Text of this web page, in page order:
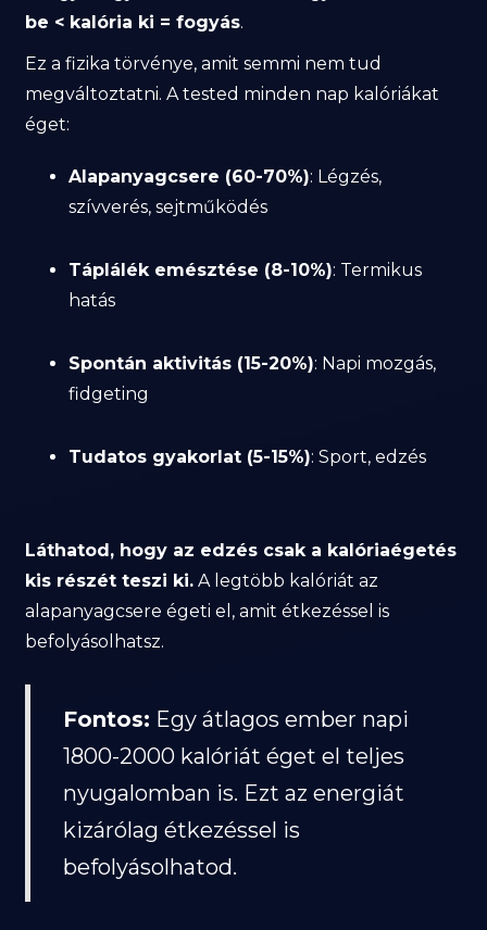
be < kalória ki = fogyás.
Ez a fizika törvénye, amit semmi nem tud
megváltoztatni. A tested minden nap kalóriákat
éget:
Alapanyagcsere (60-70%): Légzés,
szívverés, sejtműködés
Táplálék emésztése (8-10%): Termikus
hatás
Spontán aktivitás (15-20%): Napi mozgás,
fidgeting
Tudatos gyakorlat (5-15%): Sport, edzés
Láthatod, hogy az edzés csak a kalóriaégetés
kis részét teszi ki. A legtöbb kalóriát az
alapanyagcsere égeti el, amit étkezéssel is
befolyásolhatsz.
Fontos: Egy átlagos ember napi
1800-2000 kalóriát éget el teljes
nyugalomban is. Ezt az energiát
kizárólag étkezéssel is
befolyásolhatod.